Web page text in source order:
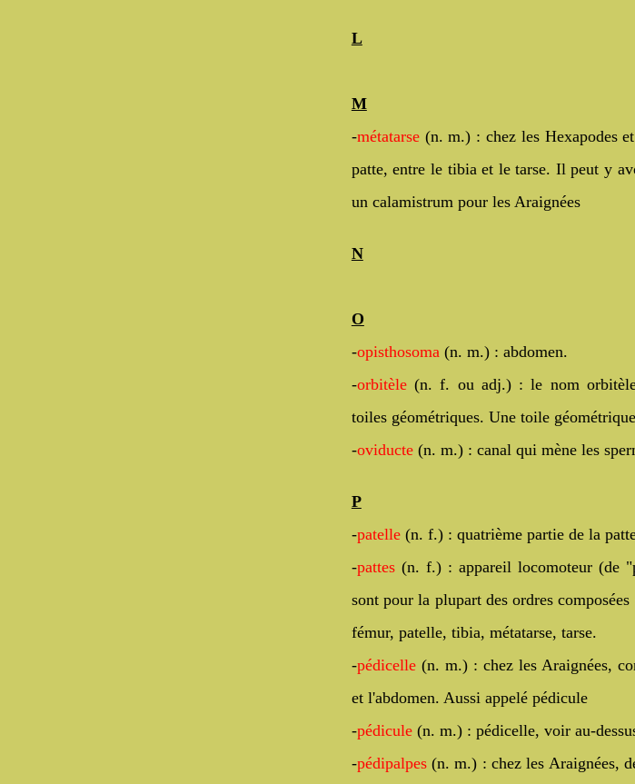
L
M
-métatarse(n. m.) : chez les Hexapodes
patte, entre le tibia et le tarse. Il peut y
un calamistrum pour les Araignées
N
O
-opisthosoma(n. m.) : abdomen.
-orbitèle(n. f. ou adj.) : le nom orbitèle
toiles géométriques. Une toile
-oviducte(n. m.) : canal qui mène les
P
-patelle(n. f.) : quatrième partie de la
-pattes(n. f.) : appareil locomoteur (de
sont pour la plupart des ordres
fémur, patelle, tibia, métatarse, tarse.
-pédicelle (n. m.) : chez les Araignées,
et l'abdomen. Aussi appelé pédicule
-pédicule(n. m.) : pédicelle, voir au-
-pédipalpes(n. m.) : chez les Araignées,